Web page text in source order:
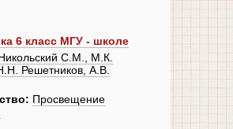
6 класс МГУ - школе
С.М., М.К.
Решетников, А.В.
Просвещение